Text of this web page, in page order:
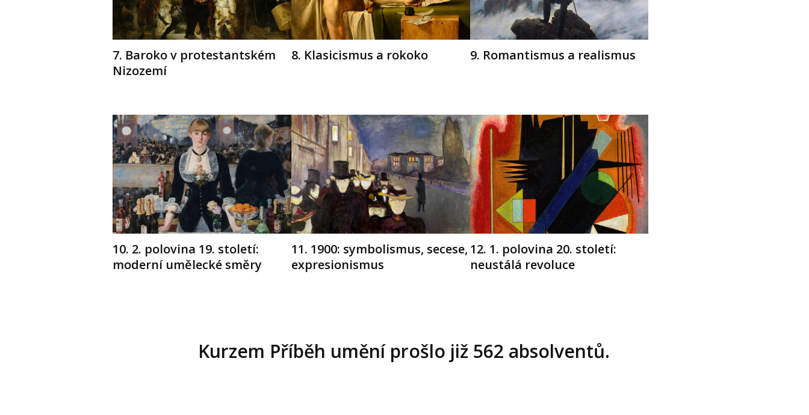
7. Baroko v protestantském
Nizozemí
8. Klasicismus a rokoko 9. Romantismus a realismus
10. 2. polovina 19. století:
moderní umělecké směry
11. 1900: symbolismus, secese,
expresionismus
12. 1. polovina 20. století:
neustálá revoluce
Kurzem Příběh umění prošlo již 562 absolventů.